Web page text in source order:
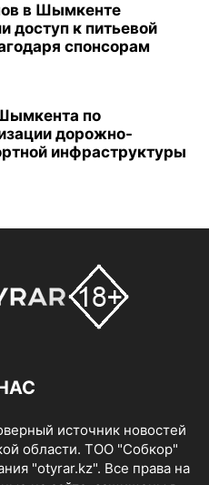
в Шымкенте
доступ к питьевой
спонсорам
по
дорожно-
инфраструктуры
источник новостей
области. ТОО "Собкор"
"otyrar.kz". Все права на